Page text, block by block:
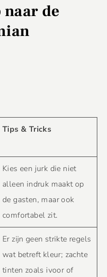
naar de
Tips & Tricks
Kies een jurk die niet
alleen indruk maakt op
de gasten, maar ook
comfortabel zit.
Er zijn geen strikte regels
wat betreft kleur; zachte
tinten zoals ivoor of